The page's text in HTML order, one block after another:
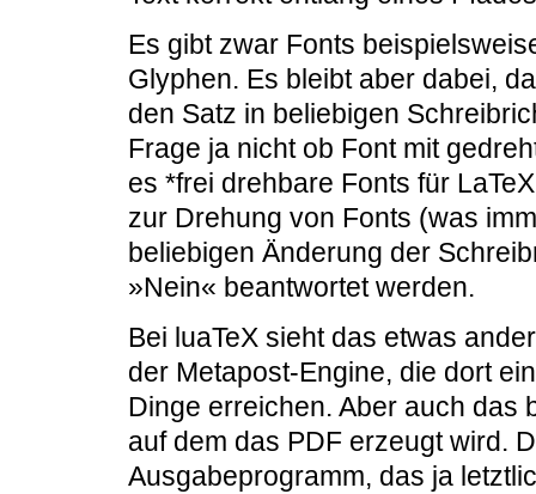
Es gibt zwar Fonts
Glyphen. Es bleibt aber dabei,
den Satz in beliebigen
Frage ja nicht ob Font mit
es *frei drehbare Fonts für
zur Drehung von Fonts (was
beliebigen Änderung der
»Nein« beantwortet werden.
Bei luaTeX sieht das etwas
der Metapost-Engine, die dort
Dinge erreichen. Aber auch das
auf dem das PDF erzeugt wird.
Ausgabeprogramm, das ja